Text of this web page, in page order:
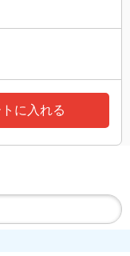
に入れる